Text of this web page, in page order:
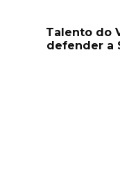
Talento do
defender a